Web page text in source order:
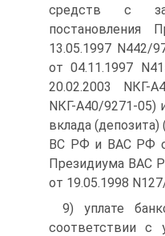
средств с
13.05.1997 N442/
от 04.11.1997
20.02.2003 NКГ-
NКГ-А40/9271-05)
вклада
ВС РФ и ВАС РФ
Президиума ВАС
от 19.05.1998
9) уплате
соответствии с